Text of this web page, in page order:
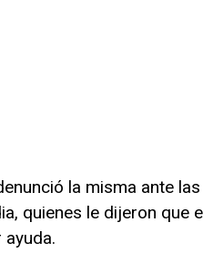
la misma ante las
quienes le dijeron que